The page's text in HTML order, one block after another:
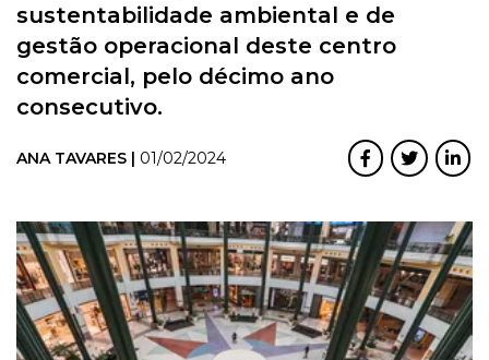
sustentabilidade ambiental e de
gestão operacional deste centro
comercial, pelo décimo ano
consecutivo.
ANA TAVARES | 01/02/2024